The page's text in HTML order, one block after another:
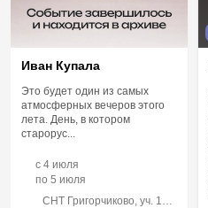
Иван Купала
Это будет один из самых
атмосферных вечеров этого
лета. День, в котором
старорус...
c 4 июля
по 5 июля
СНТ Григорчиково, уч. 1